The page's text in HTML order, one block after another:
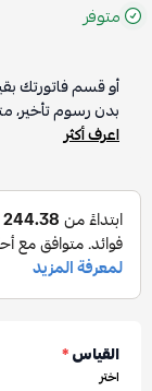
متوفر
أو قسم فاتورتك
بدون رسوم تأخير،
اعرف أكثر
القياس*
اختر